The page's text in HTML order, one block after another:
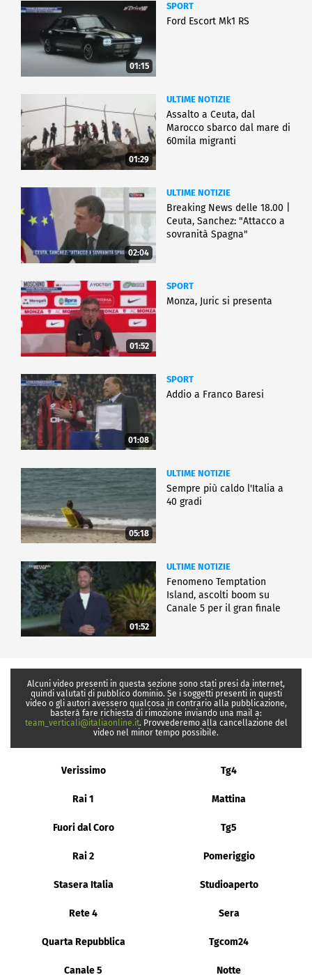
01:15
SPORT
Ford Escort Mk1 RS
01:29
ULTIME NOTIZIE
Assalto a Ceuta, dal
Marocco sbarco dal mare di
60mila migranti
02:04
ULTIME NOTIZIE
Breaking News delle 18.00 |
Ceuta, Sanchez: "Attacco a
sovranità Spagna"
01:52
SPORT
Monza, Juric si presenta
01:08
SPORT
Addio a Franco Baresi
05:18
ULTIME NOTIZIE
Sempre più caldo l'Italia a
40 gradi
01:52
ULTIME NOTIZIE
Fenomeno Temptation
Island, ascolti boom su
Canale 5 per il gran finale
Alcuni video presenti in questa sezione sono stati presi da internet,
quindi valutati di pubblico dominio. Se i soggetti presenti in questi
video o gli autori avessero qualcosa in contrario alla pubblicazione,
basterà fare richiesta di rimozione inviando una mail a:
team_verticali@italiaonline.it. Provvederemo alla cancellazione del
video nel minor tempo possibile.
Verissimo Tg4
Rai 1 Mattina
Fuori dal Coro Tg5
Rai 2 Pomeriggio
Stasera Italia Studioaperto
Rete 4 Sera
Quarta Repubblica Tgcom24
Canale 5 Notte